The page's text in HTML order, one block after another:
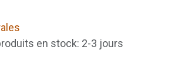
en stock: 2-3 jours